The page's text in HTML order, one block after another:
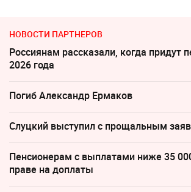
НОВОСТИ ПАРТНЕРОВ
Россиянам рассказали, когда придут
2026 года
Погиб Александр Ермаков
Слуцкий выступил с прощальным
Пенсионерам с выплатами ниже 35
праве на доплаты